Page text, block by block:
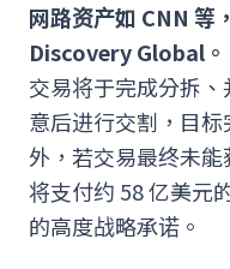
网路资产如 CNN 等
Discovery Global。
交易将于完成分拆
意后进行交割，目
外，若交易最终未
将支付约 58 亿美元
的高度战略承诺。